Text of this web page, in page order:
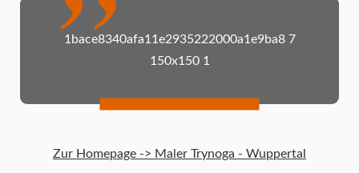
1bace8340afa11e2935222000a1e9ba8 7
150x150 1
Zur Homepage -> Maler Trynoga - Wuppertal